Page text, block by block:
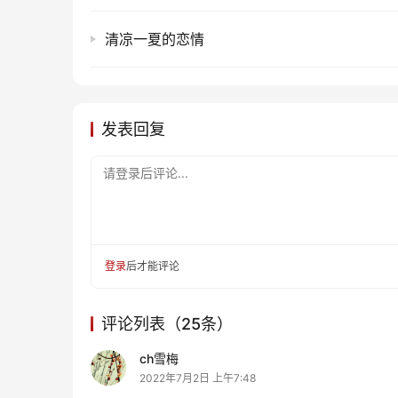
清凉一夏的恋情
发表回复
请登录后评论...
登录后才能评论
评论列表（25条）
ch雪梅
2022年7月2日 上午7:48